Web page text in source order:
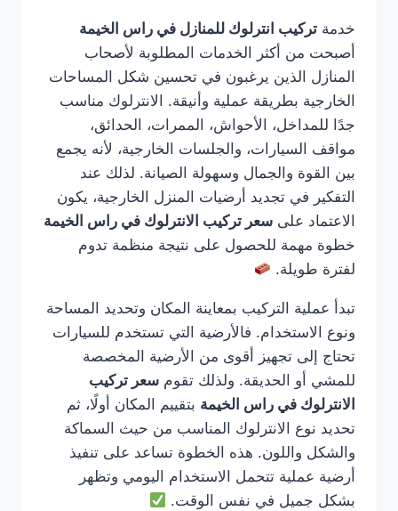
خدمة تركيب انترلوك للمنازل في راس الخيمة
أصبحت من أكثر الخدمات المطلوبة لأصحاب
المنازل الذين يرغبون في تحسين شكل المساحات
الخارجية بطريقة عملية وأنيقة. الانترلوك مناسب
جدًا للمداخل، الأحواش، الممرات، الحدائق،
مواقف السيارات، والجلسات الخارجية، لأنه يجمع
بين القوة والجمال وسهولة الصيانة. لذلك عند
التفكير في تجديد أرضيات المنزل الخارجية، يكون
الاعتماد على سعر تركيب الانترلوك في راس الخيمة
خطوة مهمة للحصول على نتيجة منظمة تدوم
لفترة طويلة.
تبدأ عملية التركيب بمعاينة المكان وتحديد المساحة
ونوع الاستخدام. فالأرضية التي تستخدم للسيارات
تحتاج إلى تجهيز أقوى من الأرضية المخصصة
للمشي أو الحديقة. ولذلك تقوم سعر تركيب
الانترلوك في راس الخيمة بتقييم المكان أولًا، ثم
تحديد نوع الانترلوك المناسب من حيث السماكة
والشكل واللون. هذه الخطوة تساعد على تنفيذ
أرضية عملية تتحمل الاستخدام اليومي وتظهر
بشكل جميل في نفس الوقت.